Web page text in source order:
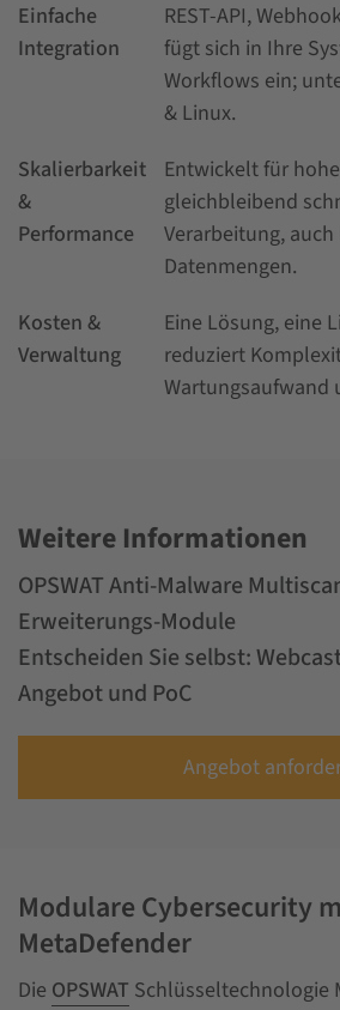
Einfache
Integration
REST-API,
fügt sich in Ihre
Workflows ein;
& Linux.
Skalierbarkeit
&
Performance
Entwickelt für
gleichbleibend
Verarbeitung,
Datenmengen.
Kosten &
Verwaltung
Eine Lösung, eine
reduziert
Wartungsaufwand
Weitere Informationen
OPSWAT Anti-Malware
Erweiterungs-Module
Entscheiden Sie selbst:
Angebot und PoC
Angebot
Modulare Cybersecurity
MetaDefender
Die OPSWAT Schlüsseltechnologie